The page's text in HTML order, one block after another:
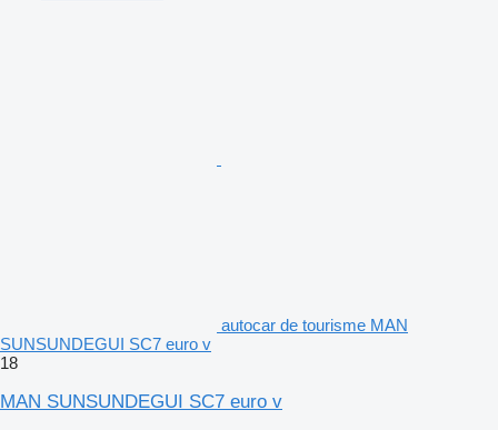
autocar de tourisme MAN
SUNSUNDEGUI SC7 euro v
18
MAN SUNSUNDEGUI SC7 euro v